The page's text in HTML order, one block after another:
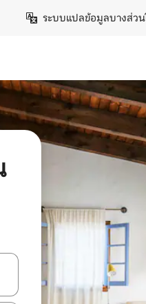
ระบบแปลข้อมูลบางส่ว
การค้นหา